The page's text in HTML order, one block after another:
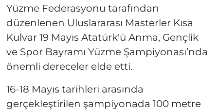
Yüzme Federasyonu tarafından
düzenlenen Uluslararası Masterler Kısa
Kulvar 19 Mayıs Atatürk'ü Anma, Gençlik
ve Spor Bayramı Yüzme Şampiyonası’nda
önemli dereceler elde etti.
16-18 Mayıs tarihleri arasında
gerçekleştirilen şampiyonada 100 metre